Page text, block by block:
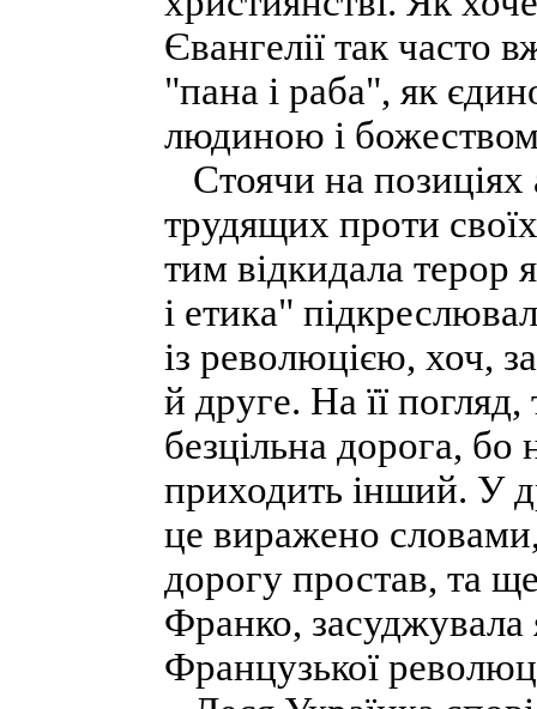
Євангелії так часто
"пана і раба", як
людиною і
Стоячи на позиціях
трудящих проти
тим відкидала терор
і етика"
із революцією, хоч,
й друге. На її
безцільна дорога, бо
приходить інший. У
це виражено
дорогу простав, та
Франко, засуджувала
Французької